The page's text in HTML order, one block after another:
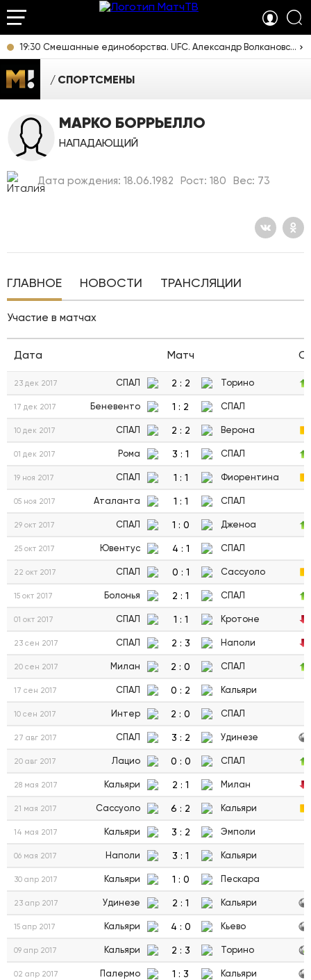
19:30 Смешанные единоборства. UFC. Александр Волкановски против Диего Лопеса. Трансляция из Австралии [16+]
СПОРТСМЕНЫ
МАРКО БОРРЬЕЛЛО
НАПАДАЮЩИЙ
Дата рождения: 18.06.1982 Рост: 180 Вес: 73
ГЛАВНОЕ НОВОСТИ ТРАНСЛЯЦИИ
Участие в матчах
Дата Матч
23 дек 2017 СПАЛ 2 : 2 Торино
17 дек 2017 Беневенто 1 : 2 СПАЛ
10 дек 2017 СПАЛ 2 : 2 Верона
01 дек 2017 Рома 3 : 1 СПАЛ
19 ноя 2017 СПАЛ 1 : 1 Фиорентина
05 ноя 2017 Аталанта 1 : 1 СПАЛ
29 окт 2017 СПАЛ 1 : 0 Дженоа
25 окт 2017 Ювентус 4 : 1 СПАЛ
22 окт 2017 СПАЛ 0 : 1 Сассуоло
15 окт 2017 Болонья 2 : 1 СПАЛ
01 окт 2017 СПАЛ 1 : 1 Кротоне
23 сен 2017 СПАЛ 2 : 3 Наполи
20 сен 2017 Милан 2 : 0 СПАЛ
17 сен 2017 СПАЛ 0 : 2 Кальяри
10 сен 2017 Интер 2 : 0 СПАЛ
27 авг 2017 СПАЛ 3 : 2 Удинезе
20 авг 2017 Лацио 0 : 0 СПАЛ
28 мая 2017 Кальяри 2 : 1 Милан
21 мая 2017 Сассуоло 6 : 2 Кальяри
14 мая 2017 Кальяри 3 : 2 Эмполи
06 мая 2017 Наполи 3 : 1 Кальяри
30 апр 2017 Кальяри 1 : 0 Пескара
23 апр 2017 Удинезе 2 : 1 Кальяри
15 апр 2017 Кальяри 4 : 0 Кьево
09 апр 2017 Кальяри 2 : 3 Торино
02 апр 2017 Палермо 1 : 3 Кальяри